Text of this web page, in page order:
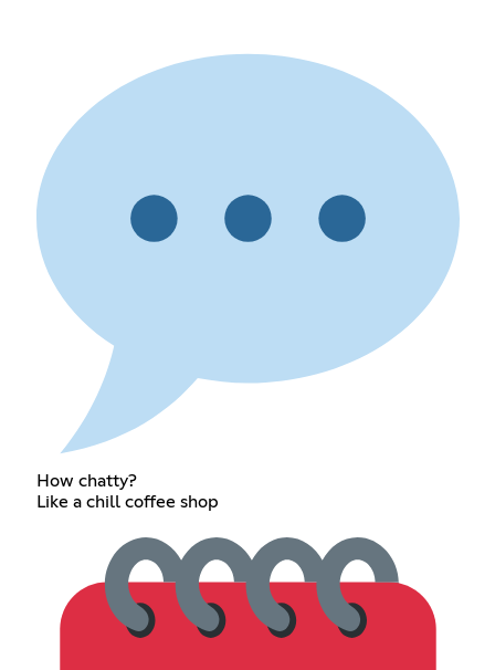
How chatty?
Like a chill coffee shop